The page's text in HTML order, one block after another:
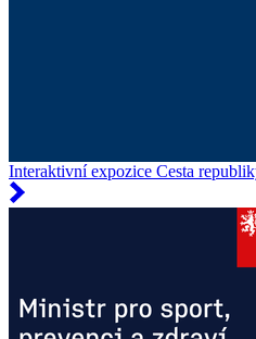
Interaktivní expozice Cesta